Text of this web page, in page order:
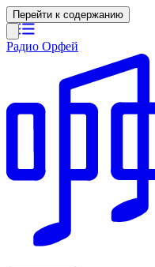
Перейти к содержанию
Радио Орфей